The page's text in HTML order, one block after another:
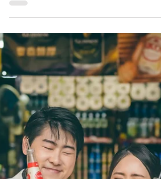
《🌝中秋優惠》加租裙褂
只需$10！
‼️加租裙褂只需$10！🌝中秋優惠非常受歡
迎，詢眾要求，優惠將延長至10月31日！ 凡
租賃任何Sevilla Bridal婚紗套餐，加租裙褂
需$10！全店所有褂都揀得！包括褂后😍😍
🥳 另外我哋全店所有婚紗都係任揀！所有外
國品牌嘅婚紗都唔需要加錢🤩🇫🇷🇪�...